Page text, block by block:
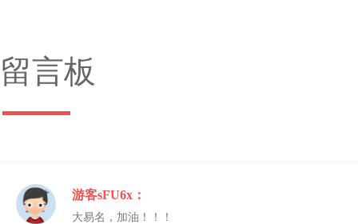
留言板
游客sFU6x：
大易名，加油！！！